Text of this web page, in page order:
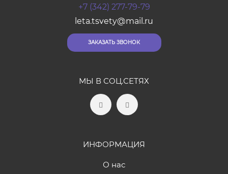
+7 (342) 277-79-79
leta.tsvety@mail.ru
ЗАКАЗАТЬ ЗВОНОК
МЫ В СОЦ.СЕТЯХ
ИНФОРМАЦИЯ
О нас